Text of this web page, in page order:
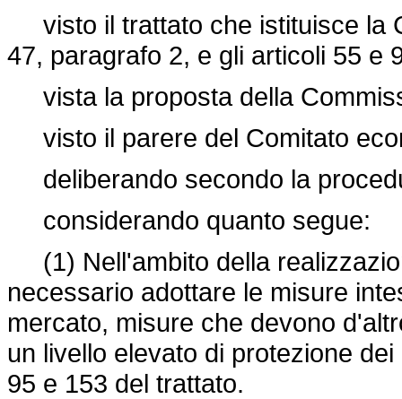
visto il trattato che istituisce la
47, paragrafo 2, e gli articoli 55 e
vista la proposta della
visto il parere del Comitato
deliberando secondo la
considerando quanto segue:
(1) Nell'ambito della
necessario adottare le misure
mercato, misure che devono
un livello elevato di protezione
95 e 153 del trattato.